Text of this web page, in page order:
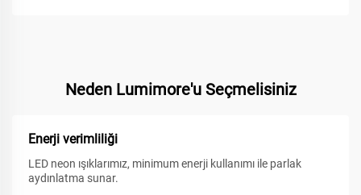
Neden Lumimore'u Seçmelisiniz
Enerji verimliliği
LED neon ışıklarımız, minimum enerji kullanımı ile parlak
aydınlatma sunar.